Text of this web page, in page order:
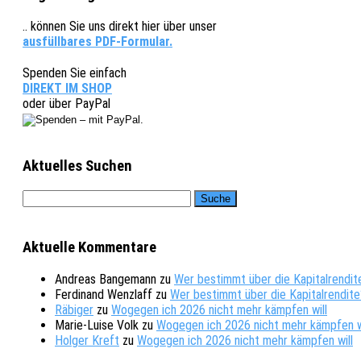
.. können Sie uns direkt hier über unser
ausfüllbares PDF-Formular.
Spenden Sie einfach
DIREKT IM SHOP
oder über PayPal
Aktuelles Suchen
Aktuelle Kommentare
Andreas Bangemann zu Wer bestimmt über die
Ferdinand Wenzlaff zu Wer bestimmt über die
Räbiger zu Wogegen ich 2026 nicht mehr kämpfen will
Marie-Luise Volk zu Wogegen ich 2026 nicht mehr kämpfen
Holger Kreft zu Wogegen ich 2026 nicht mehr kämpfen will